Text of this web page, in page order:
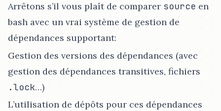
Arrêtons s’il vous plaît de comparer source en
bash avec un vrai système de gestion de
dépendances supportant:
Gestion des versions des dépendances (avec
gestion des dépendances transitives, fichiers
.lock…​)
L’utilisation de dépôts pour ces dépendances